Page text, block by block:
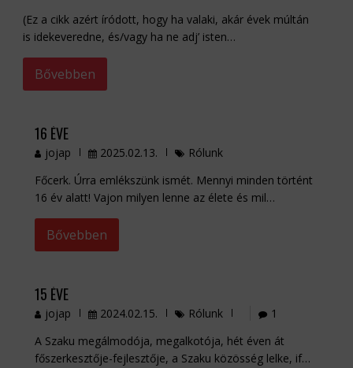
(Ez a cikk azért íródott, hogy ha valaki, akár évek múltán
is idekeveredne, és/vagy ha ne adj’ isten…
Bővebben
16 ÉVE
jojap 2025.02.13.
Rólunk
Főcerk. Úrra emlékszünk ismét. Mennyi minden történt
16 év alatt! Vajon milyen lenne az élete és mil…
Bővebben
15 ÉVE
jojap 2024.02.15. Rólunk
1
A Szaku megálmodója, megalkotója, hét éven át
főszerkesztője-fejlesztője, a Szaku közösség lelke, if…